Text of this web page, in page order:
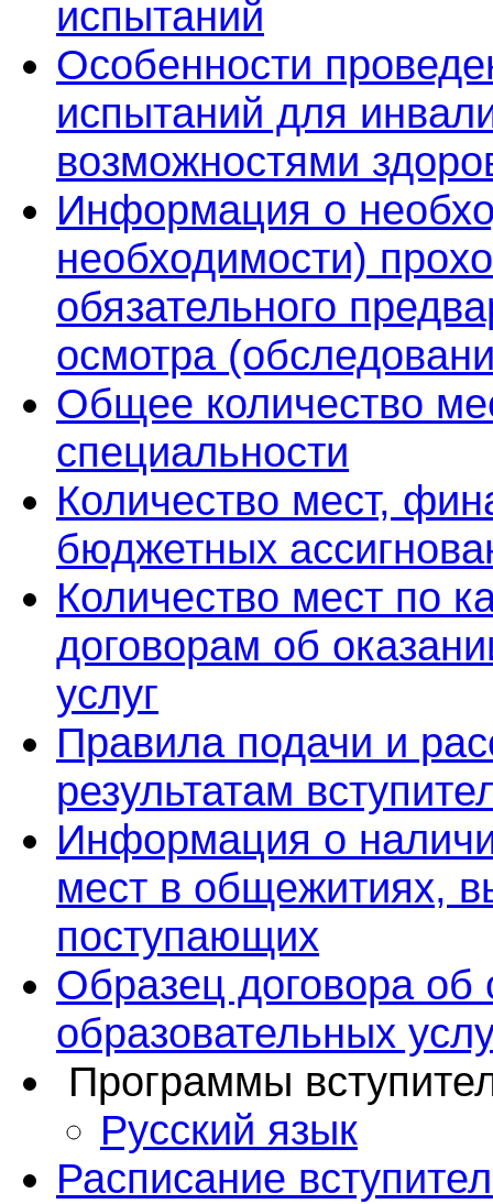
испытаний
Особенности
испытаний для
возможностями
Информация о
необходимости)
обязательного
осмотра
Общее количество
специальности
Количество мест,
бюджетных
Количество мест по
договорам об
услуг
Правила подачи и
результатам
Информация о
мест в общежитиях,
поступающих
Образец договора об
образовательных
Программы
Русский язык
Расписание